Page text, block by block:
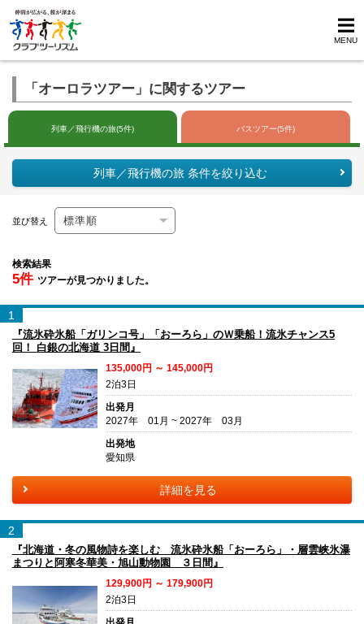
MENU
「オーロラツアー」に関するツアー
列車／飛行機の旅(5件) バスツアー(5件)
列車／飛行機の旅 条件を絞り込む
並び替え
検索結果
5件 ツアーが見つかりました。
1
『流氷砕氷船「ガリンコ号」「おーろら」のＷ乗船！流氷チャンス5
回！ 白銀の北海道 3日間』
135,000円 ～ 145,000円
2泊3日
出発月
2027年 01月 ~ 2027年 03月
出発地
愛知県
詳細を見る
2
『北海道・冬の風物詩を楽しむ 流氷砕氷船「おーろら」・層雲峡氷瀑
まつりと阿寒冬華美・旭山動物園 ３日間』
129,900円 ～ 179,900円
2泊3日